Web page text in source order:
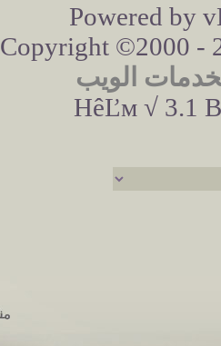
Powered by
Copyright ©2000 -
الويب
HêĽм √ 3.1